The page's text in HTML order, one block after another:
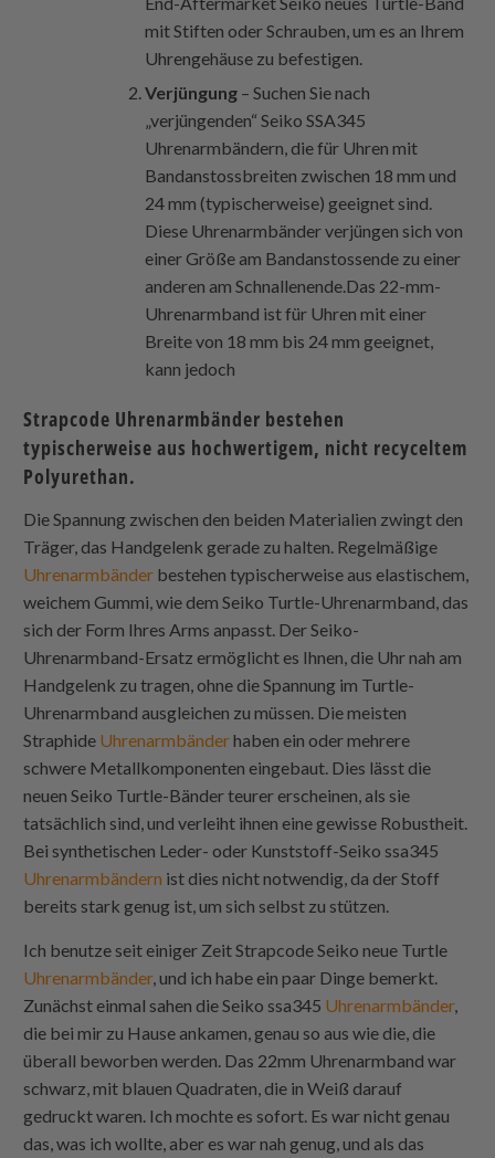
mit Stiften oder Schrauben, um es an Ihrem
Uhrengehäuse zu befestigen.
Verjüngung – Suchen Sie nach
„verjüngenden“ Seiko SSA345
Uhrenarmbändern, die für Uhren mit
Bandanstossbreiten zwischen 18 mm und
24 mm (typischerweise) geeignet sind.
Diese Uhrenarmbänder verjüngen sich von
einer Größe am Bandanstossende zu einer
anderen am Schnallenende.Das 22-mm-
Uhrenarmband ist für Uhren mit einer
Breite von 18 mm bis 24 mm geeignet,
kann jedoch
Strapcode Uhrenarmbänder bestehen
typischerweise aus hochwertigem, nicht recyceltem
Polyurethan.
Die Spannung zwischen den beiden Materialien zwingt den
Träger, das Handgelenk gerade zu halten. Regelmäßige
Uhrenarmbänder bestehen typischerweise aus elastischem,
weichem Gummi, wie dem Seiko Turtle-Uhrenarmband, das
sich der Form Ihres Arms anpasst. Der Seiko-
Uhrenarmband-Ersatz ermöglicht es Ihnen, die Uhr nah am
Handgelenk zu tragen, ohne die Spannung im Turtle-
Uhrenarmband ausgleichen zu müssen. Die meisten
Straphide Uhrenarmbänderhaben ein oder mehrere
schwere Metallkomponenten eingebaut. Dies lässt die
neuen Seiko Turtle-Bänder teurer erscheinen, als sie
tatsächlich sind, und verleiht ihnen eine gewisse Robustheit.
Bei synthetischen Leder- oder Kunststoff-Seiko ssa345
Uhrenarmbändern ist dies nicht notwendig, da der Stoff
bereits stark genug ist, um sich selbst zu stützen.
Ich benutze seit einiger ZeitStrapcodeSeiko neue Turtle
Uhrenarmbänder, und ich habe ein paar Dinge bemerkt.
Zunächst einmal sahen die Seiko ssa345 Uhrenarmbänder,
die bei mir zu Hause ankamen, genau so aus wie die, die
überall beworben werden. Das 22mm Uhrenarmband war
schwarz, mit blauen Quadraten, die in Weiß darauf
gedruckt waren. Ich mochte es sofort. Es war nicht genau
das, was ich wollte, aber es war nah genug, und als das